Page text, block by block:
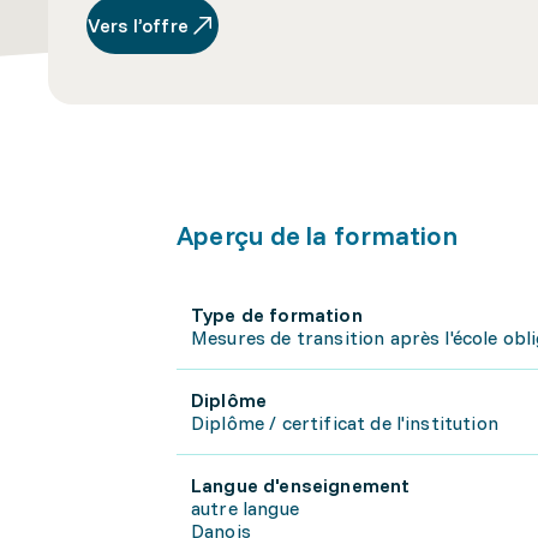
Vers l’offre
Aperçu de la formation
Type de formation
Mesures de transition après l'école
Diplôme
Diplôme / certificat de l'institution
Langue d'enseignement
autre langue
Danois